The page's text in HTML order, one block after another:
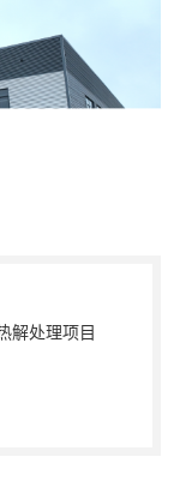
解处理项目